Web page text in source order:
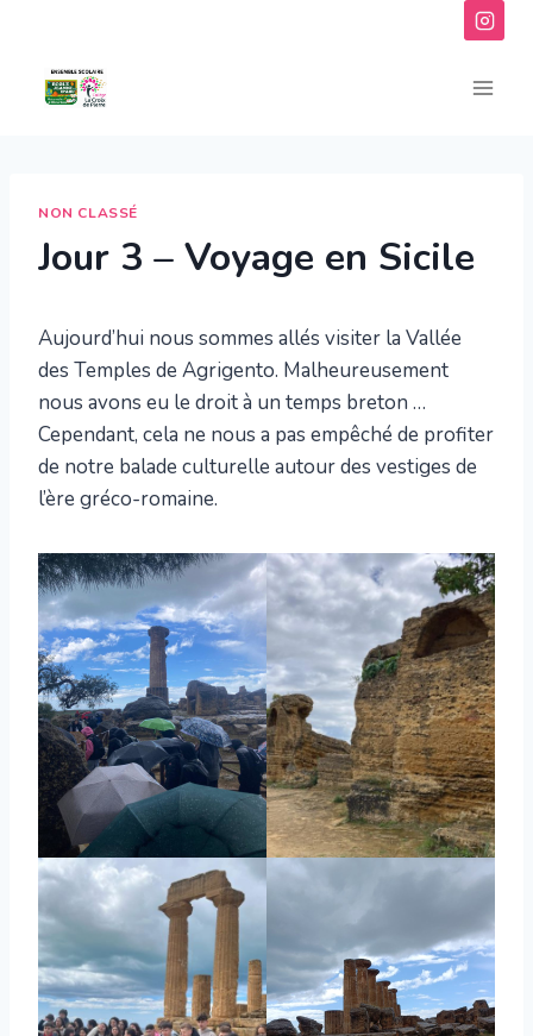
contenu
NON CLASSÉ
Jour 3 – Voyage en Sicile
Aujourd’hui nous sommes allés visiter la Vallée
des Temples de Agrigento. Malheureusement
nous avons eu le droit à un temps breton …
Cependant, cela ne nous a pas empêché de profiter
de notre balade culturelle autour des vestiges de
l’ère gréco-romaine.